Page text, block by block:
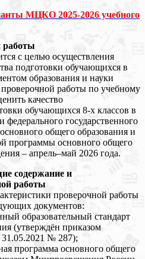
МЦКО 2025-2026 учебного
работы
с целью осуществления
подготовки обучающихся в
образования и науки
работы по учебному
качество
обучающихся 8-х классов в
федерального государственного
общего образования и
программы основного общего
– апрель–май 2026 года.
содержание и
работы
проверочной работы
документов:
образовательный стандарт
(утверждён приказом
№ 287);
программа основного общего